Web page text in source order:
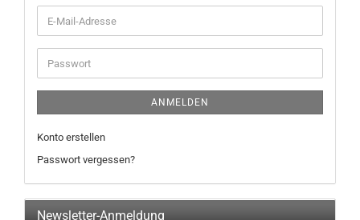
E-
Mail-
Adresse
Passwort
ANMELDEN
Konto erstellen
Passwort vergessen?
Newsletter-Anmeldung